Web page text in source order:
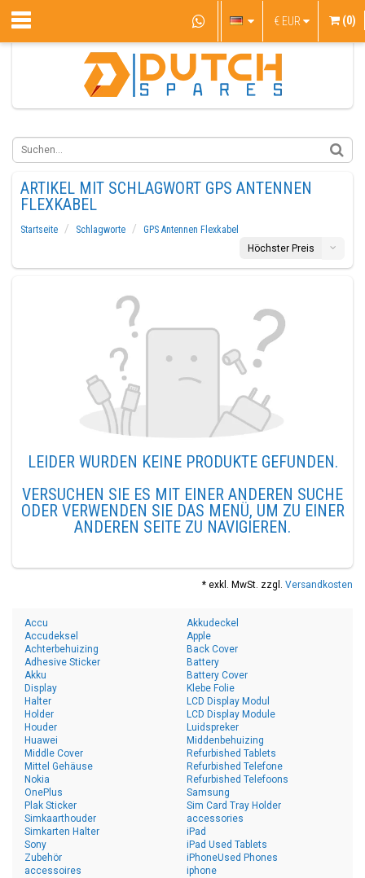
€ EUR (0)
ARTIKEL MIT SCHLAGWORT GPS ANTENNEN
FLEXKABEL
Startseite Schlagworte
GPS Antennen Flexkabel
Höchster Preis
LEIDER WURDEN KEINE PRODUKTE GEFUNDEN.
VERSUCHEN SIE ES MIT EINER ANDEREN SUCHE
ODER VERWENDEN SIE DAS MENÜ, UM ZU EINER
ANDEREN SEITE ZU NAVIGIEREN.
* exkl. MwSt. zzgl. Versandkosten
Accu
Accudeksel
Achterbehuizing
Adhesive Sticker
Akku
Akkudeckel
Apple
Back Cover
Battery
Battery Cover
Display
Halter
Holder
Houder
Huawei
Klebe Folie
LCD Display Modul
LCD Display Module
Luidspreker
Middenbehuizing
Middle Cover
Mittel Gehäuse
Nokia
OnePlus
Plak Sticker
Refurbished Tablets
Refurbished Telefone
Refurbished Telefoons
Samsung
Sim Card Tray Holder
Simkaarthouder
Simkarten Halter
Sony
Zubehör
accessoires
accessories
iPad
iPad Used Tablets
iPhoneUsed Phones
iphone